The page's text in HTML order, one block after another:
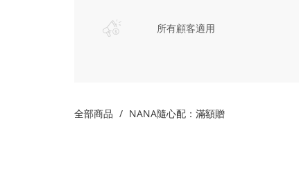
所有顧客適用
全部商品 NANA隨心配：滿額贈